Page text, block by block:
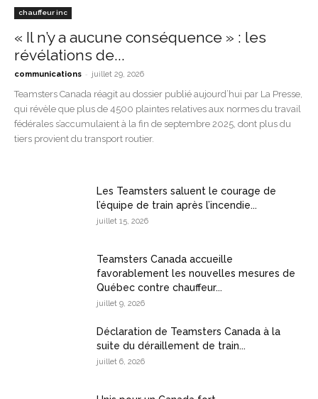
chauffeur inc
« Il n’y a aucune conséquence » : les
révélations de...
communications - juillet 29, 2026
Teamsters Canada réagit au dossier publié aujourd’hui par La Presse,
qui révèle que plus de 4500 plaintes relatives aux normes du travail
fédérales s’accumulaient à la fin de septembre 2025, dont plus du
tiers provient du transport routier.
Les Teamsters saluent le courage de
l’équipe de train après l’incendie...
juillet 15, 2026
Teamsters Canada accueille
favorablement les nouvelles mesures de
Québec contre chauffeur...
juillet 9, 2026
Déclaration de Teamsters Canada à la
suite du déraillement de train...
juillet 6, 2026